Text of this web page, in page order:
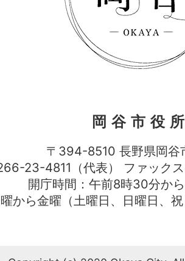
岡谷市役
〒394-8510 長野県岡谷
23-4811（代表） ファッ
開庁時間：午前8時30分か
から金曜（土曜日、日曜日、